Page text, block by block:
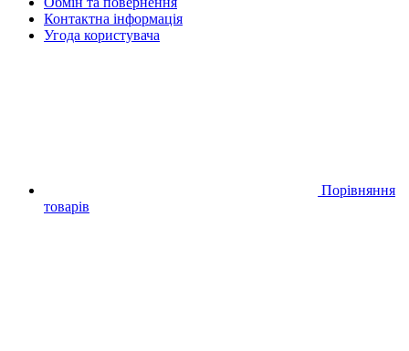
Контактна інформація
Угода користувача
Порівняння
товарів